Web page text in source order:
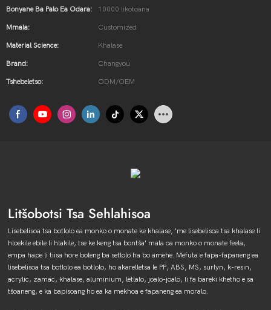
Bonyane Ba Palo Ea Odara: 10000 likotoana
Mmala: Customized
Material Science: Khalase
Brand: Changyou
Tshebeletso: ODM/OEM
Litšobotsi Tsa Sehlahisoa
Lisebelisoa tsa botlolo ea monko o monate ke khalase, 'me lisebelisoa tsa khalase li
hloekile ebile li hlakile, tse ke keng tsa bontša' mala oa monko o monate feela,
empa hape li tiisa hore boleng ba setlolo ha bo amehe. Mefuta e fapa-fapaneng ea
lisebelisoa tsa botlolo ea botlolo, ho akarelletsa le PP, ABS, MS, surlyn, k-resin,
acrylic, zamac, khalase, aluminium, letlalo, joalo-joalo, li fa bareki khetho e sa
tšoaneng, e ka bapisoang ho ea ka mekhoa e fapaneng ea moralo.